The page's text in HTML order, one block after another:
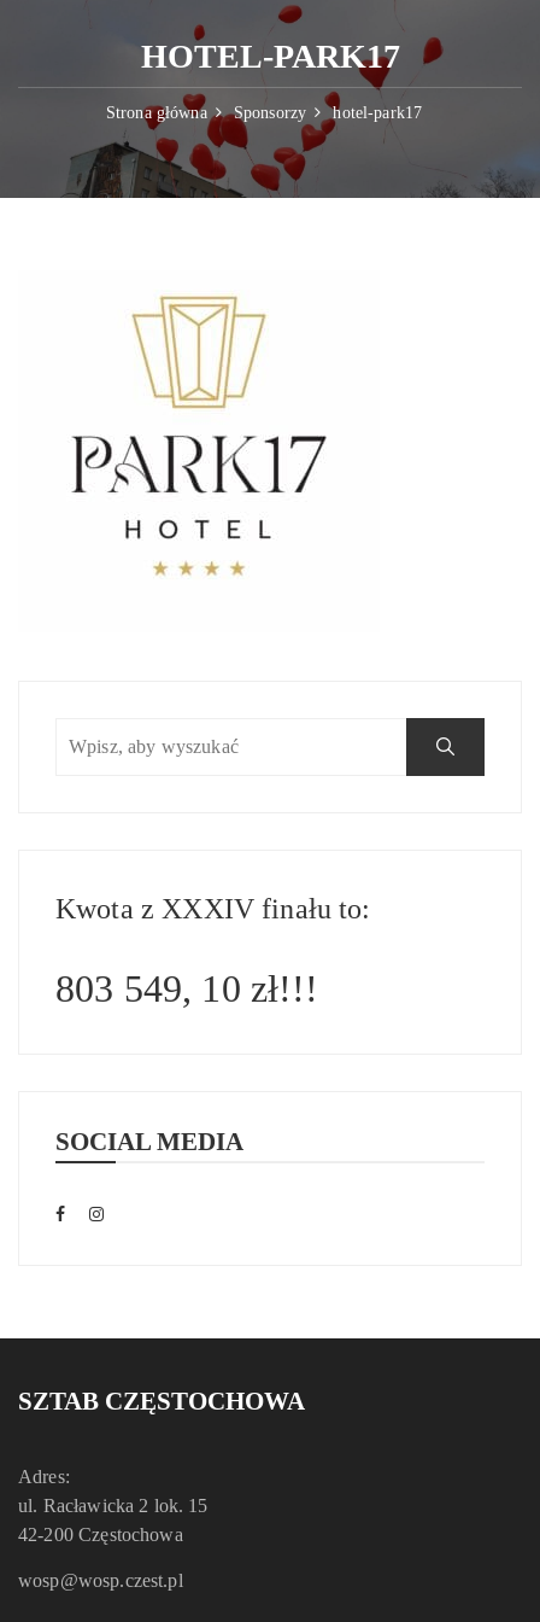
HOTEL-PARK17
Strona główna Sponsorzy hotel-park17
Kwota z XXXIV finału to:
803 549, 10 zł!!!
SOCIAL MEDIA
SZTAB CZĘSTOCHOWA
Adres:
ul. Racławicka 2 lok. 15
42-200 Częstochowa
wosp@wosp.czest.pl